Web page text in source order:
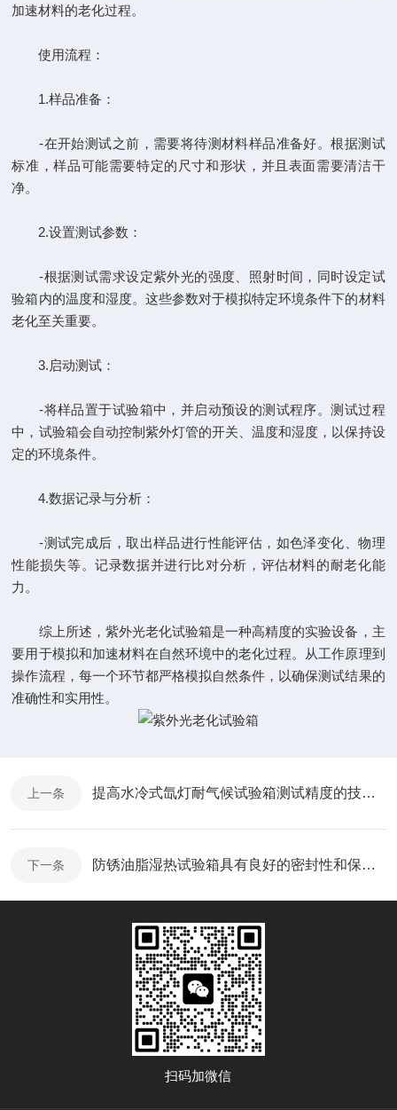
加速材料的老化过程。
使用流程：
1.样品准备：
-在开始测试之前，需要将待测材料样品准备好。根据测试
标准，样品可能需要特定的尺寸和形状，并且表面需要清洁干
净。
2.设置测试参数：
-根据测试需求设定紫外光的强度、照射时间，同时设定试
验箱内的温度和湿度。这些参数对于模拟特定环境条件下的材料
老化至关重要。
3.启动测试：
-将样品置于试验箱中，并启动预设的测试程序。测试过程
中，试验箱会自动控制紫外灯管的开关、温度和湿度，以保持设
定的环境条件。
4.数据记录与分析：
-测试完成后，取出样品进行性能评估，如色泽变化、物理
性能损失等。记录数据并进行比对分析，评估材料的耐老化能
力。
综上所述，紫外光老化试验箱是一种高精度的实验设备，主
要用于模拟和加速材料在自然环境中的老化过程。从工作原理到
操作流程，每一个环节都严格模拟自然条件，以确保测试结果的
准确性和实用性。
上一条 提高水冷式氙灯耐气候试验箱测试精度的技术说明
下一条 防锈油脂湿热试验箱具有良好的密封性和保温性能
扫码加微信